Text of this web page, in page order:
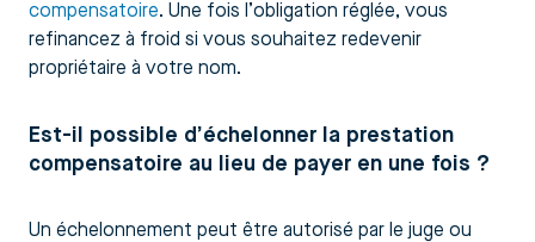
compensatoire. Une fois l’obligation réglée, vous
refinancez à froid si vous souhaitez redevenir
propriétaire à votre nom.
Est-il possible d’échelonner la prestation
compensatoire au lieu de payer en une fois ?
Un échelonnement peut être autorisé par le juge ou